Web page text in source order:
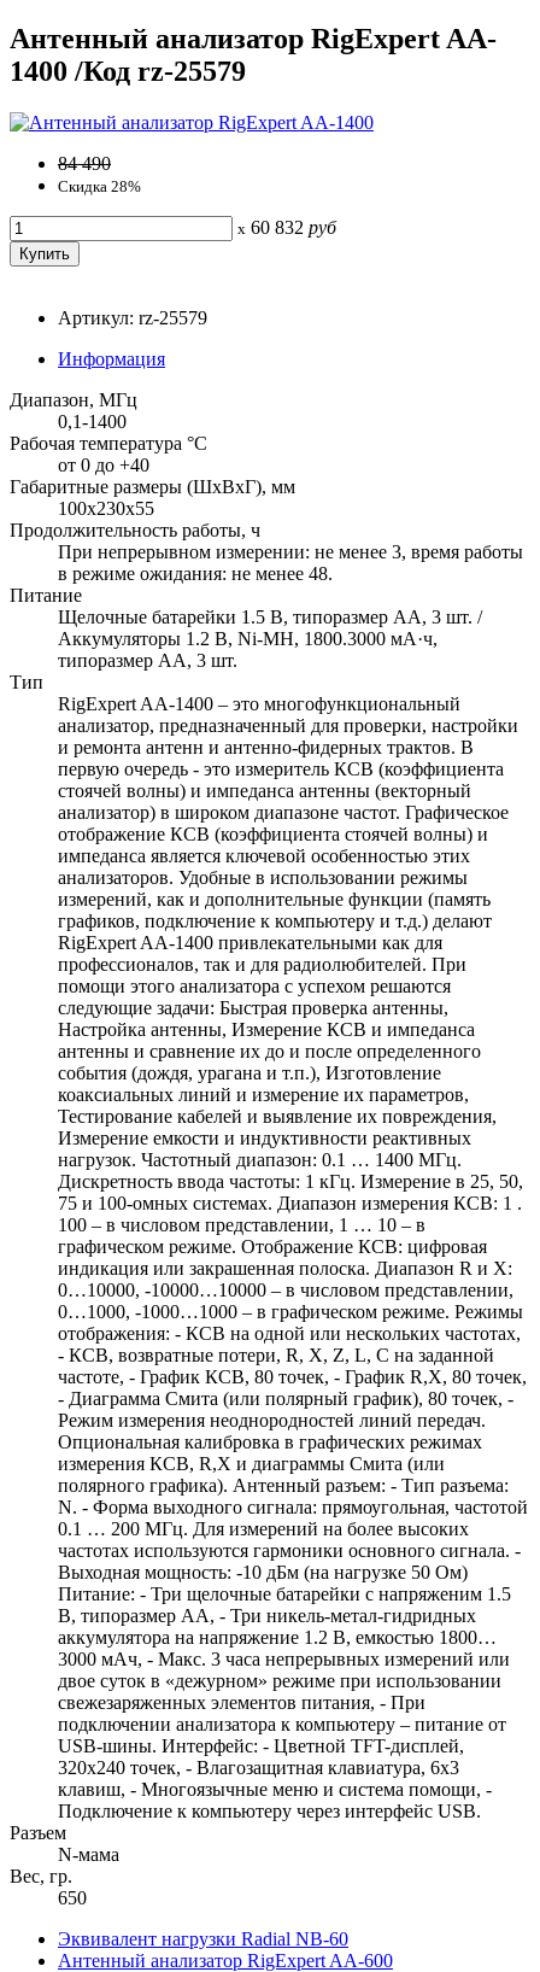
Антенный анализатор RigExpert AA-
1400 /Код rz-25579
84 490
Скидка 28%
x 60 832 руб
Артикул: rz-25579
Информация
Диапазон, МГц
0,1-1400
Рабочая температура °С
от 0 до +40
Габаритные размеры (ШхВхГ), мм
100х230х55
Продолжительность работы, ч
При непрерывном измерении: не менее 3, время работы
в режиме ожидания: не менее 48.
Питание
Щелочные батарейки 1.5 В, типоразмер АА, 3 шт. /
Аккумуляторы 1.2 В, Ni-MH, 1800.3000 мА·ч,
типоразмер АА, 3 шт.
Тип
RigExpert AA-1400 – это многофункциональный
анализатор, предназначенный для проверки, настройки
и ремонта антенн и антенно-фидерных трактов. В
первую очередь - это измеритель КСВ (коэффициента
стоячей волны) и импеданса антенны (векторный
анализатор) в широком диапазоне частот. Графическое
отображение КСВ (коэффициента стоячей волны) и
импеданса является ключевой особенностью этих
анализаторов. Удобные в использовании режимы
измерений, как и дополнительные функции (память
графиков, подключение к компьютеру и т.д.) делают
RigExpert AA-1400 привлекательными как для
профессионалов, так и для радиолюбителей. При
помощи этого анализатора с успехом решаются
следующие задачи: Быстрая проверка антенны,
Настройка антенны, Измерение КСВ и импеданса
антенны и сравнение их до и после определенного
события (дождя, урагана и т.п.), Изготовление
коаксиальных линий и измерение их параметров,
Тестирование кабелей и выявление их повреждения,
Измерение емкости и индуктивности реактивных
нагрузок. Частотный диапазон: 0.1 … 1400 МГц.
Дискретность ввода частоты: 1 кГц. Измерение в 25, 50,
75 и 100-омных системах. Диапазон измерения КСВ: 1 .
100 – в числовом представлении, 1 … 10 – в
графическом режиме. Отображение КСВ: цифровая
индикация или закрашенная полоска. Диапазон R и X:
0…10000, -10000…10000 – в числовом представлении,
0…1000, -1000…1000 – в графическом режиме. Режимы
отображения: - КСВ на одной или нескольких частотах,
- КСВ, возвратные потери, R, X, Z, L, C на заданной
частоте, - График КСВ, 80 точек, - График R,X, 80 точек,
- Диаграмма Смита (или полярный график), 80 точек, -
Режим измерения неоднородностей линий передач.
Опциональная калибровка в графических режимах
измерения КСВ, R,X и диаграммы Смита (или
полярного графика). Антенный разъем: - Тип разъема:
N. - Форма выходного сигнала: прямоугольная, частотой
0.1 … 200 МГц. Для измерений на более высоких
частотах используются гармоники основного сигнала. -
Выходная мощность: -10 дБм (на нагрузке 50 Ом)
Питание: - Три щелочные батарейки с напряженим 1.5
В, типоразмер AA, - Три никель-метал-гидридных
аккумулятора на напряжение 1.2 В, емкостью 1800…
3000 мАч, - Макс. 3 часа непрерывных измерений или
двое суток в «дежурном» режиме при использовании
свежезаряженных элементов питания, - При
подключении анализатора к компьютеру – питание от
USB-шины. Интерфейс: - Цветной TFT-дисплей,
320x240 точек, - Влагозащитная клавиатура, 6x3
клавиш, - Многоязычные меню и система помощи, -
Подключение к компьютеру через интерфейс USB.
Разъем
N-мама
Вес, гр.
650
Эквивалент нагрузки Radial NB-60
Антенный анализатор RigExpert AA-600